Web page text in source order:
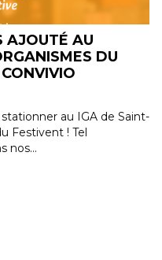
AJOUTÉ AU
DU
au IGA de Saint-
Festivent ! Tel
nos...